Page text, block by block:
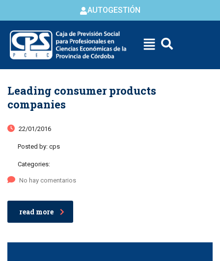
AUTOGESTIÓN
Leading consumer products
companies
22/01/2016
Posted by: cps
Categories:
No hay comentarios
read more